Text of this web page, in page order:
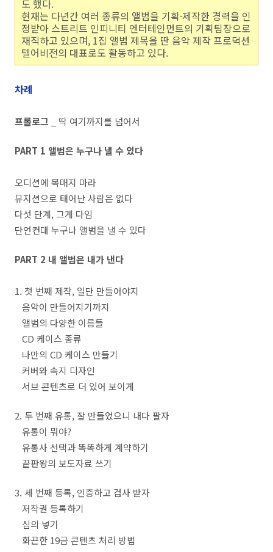
도 했다.
현재는 다년간 여러 종류의 앨범을 기획·제작한 경력을 인
정받아 스트리트 인피니티 엔터테인먼트의 기획팀장으로
재직하고 있으며, 1집 앨범 제목을 딴 음악 제작 프로덕션
텔어비전의 대표로도 활동하고 있다.
차례
프롤로그 _ 딱 여기까지를 넘어서
PART 1 앨범은 누구나 낼 수 있다
오디션에 목매지 마라
뮤지션으로 태어난 사람은 없다
다섯 단계, 그게 다임
단언컨대 누구나 앨범을 낼 수 있다
PART 2 내 앨범은 내가 낸다
1. 첫 번째 제작, 일단 만들어야지
음악이 만들어지기까지
앨범의 다양한 이름들
CD 케이스 종류
나만의 CD 케이스 만들기
커버와 속지 디자인
서브 콘텐츠로 더 있어 보이게
2. 두 번째 유통, 잘 만들었으니 내다 팔자
유통이 뭐야?
유통사 선택과 똑똑하게 계약하기
끝판왕의 보도자료 쓰기
3. 세 번째 등록, 인증하고 검사 받자
저작권 등록하기
심의 넣기
화끈한 19금 콘텐츠 처리 방법